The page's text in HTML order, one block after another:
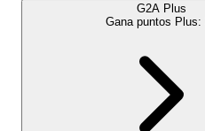
G2A Plus
Gana puntos Plus: